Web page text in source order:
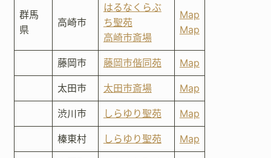
群馬
県
高崎市
はるなくらぶ
ち聖苑
高崎市斎場
Map
Map
藤岡市 藤岡市偕同苑 Map
太田市 太田市斎場 Map
渋川市 しらゆり聖苑 Map
榛東村 しらゆり聖苑 Map